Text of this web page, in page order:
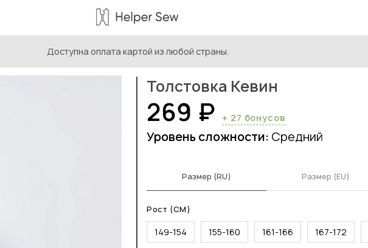
Доступна оплата картой из любой страны.
Выкройки для подростков / Выкройки толстовок для подростков
Толстовка Кевин
269 ₽ + 27 бонусов
Уровень сложности: Средний
Размер (RU) Размер (EU)
Рост (СМ)
149-154 155-160 161-166 167-172